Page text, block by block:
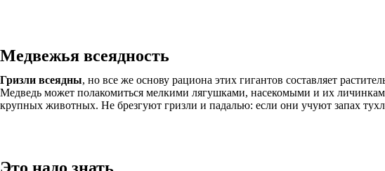
Медвежья всеядность
Гризли всеядны, но все же основу рациона этих гигантов составляет
Медведь может полакомиться мелкими лягушками, насекомыми и их
крупных животных. Не брезгуют гризли и падалью: если они учуют запах